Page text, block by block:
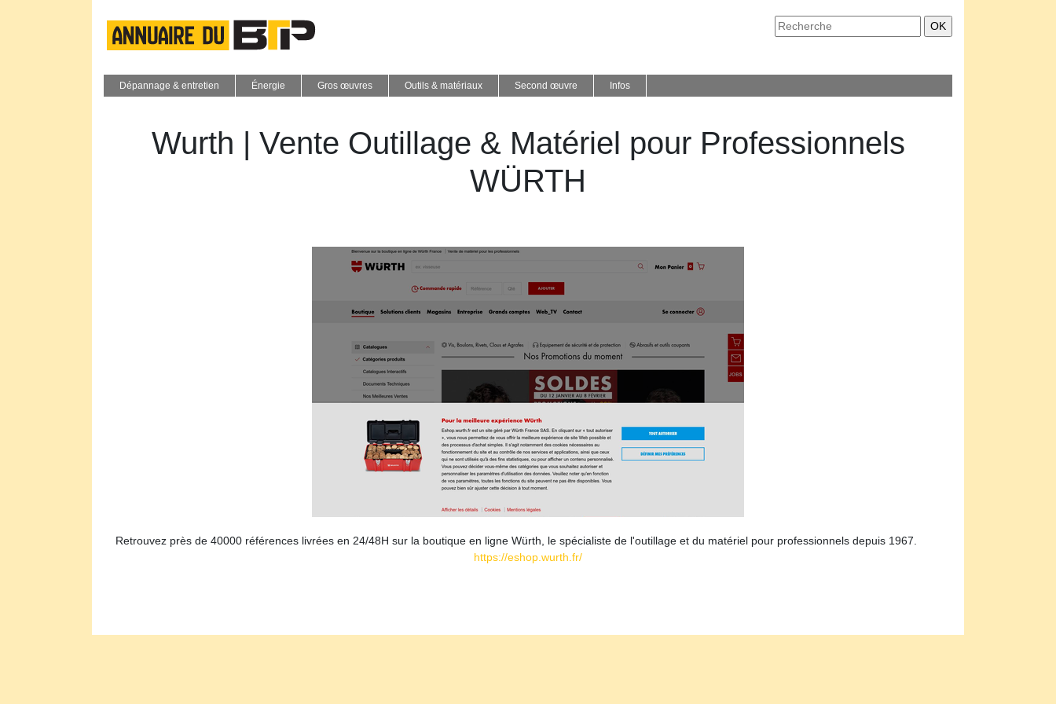
Dépannage & entretien Énergie Gros œuvres Outils & matériaux Second œuvre Infos
Wurth | Vente Outillage & Matériel pour Profes­sion­nels
WÜRTH
Retrouvez près de 40000 références livrées en 24/48H sur la boutique en ligne Würth, le spécialiste de l'outillage et du matériel pour professionnels depuis 1967.
https://eshop.wurth.fr/